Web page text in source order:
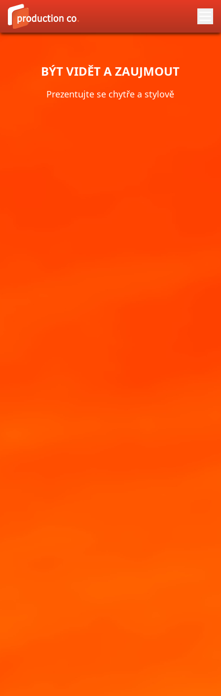
BÝT VIDĚT A ZAUJMOUT
Prezentujte se chytře a stylově